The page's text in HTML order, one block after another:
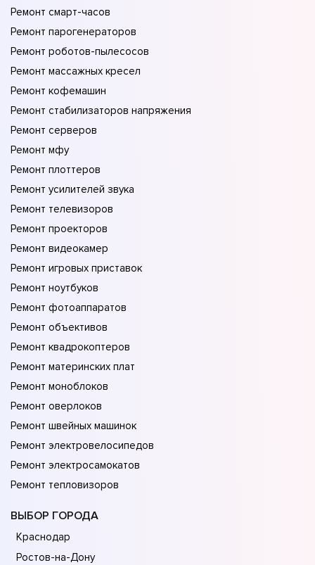
Ремонт смарт-часов
Ремонт парогенераторов
Ремонт роботов-пылесосов
Ремонт массажных кресел
Ремонт кофемашин
Ремонт стабилизаторов напряжения
Ремонт серверов
Ремонт мфу
Ремонт плоттеров
Ремонт усилителей звука
Ремонт телевизоров
Ремонт проекторов
Ремонт видеокамер
Ремонт игровых приставок
Ремонт ноутбуков
Ремонт фотоаппаратов
Ремонт объективов
Ремонт квадрокоптеров
Ремонт материнских плат
Ремонт моноблоков
Ремонт оверлоков
Ремонт швейных машинок
Ремонт электровелосипедов
Ремонт электросамокатов
Ремонт тепловизоров
ВЫБОР ГОРОДА
Краснодар
Ростов-на-Дону